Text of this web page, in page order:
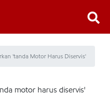
'tanda Motor Harus Diservis'
motor harus diservis'